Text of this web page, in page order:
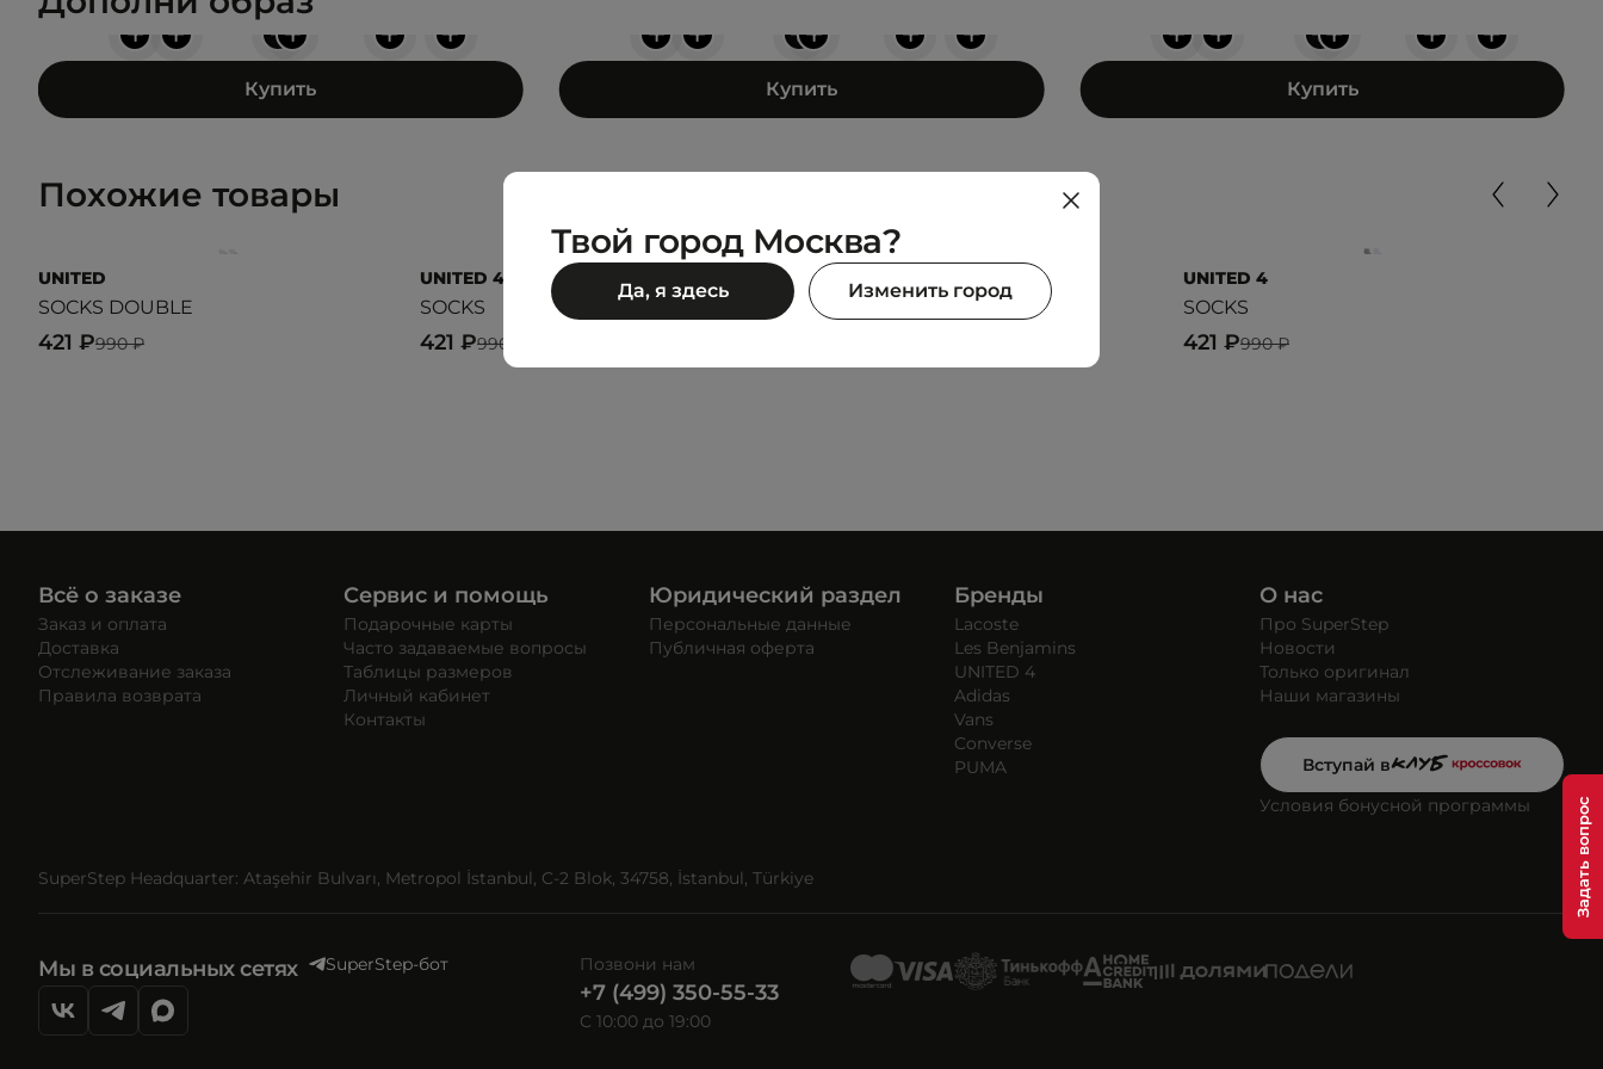
+
+
+ + +
+
Купить
+
+
+ + +
+
Купить
+
+
+ + +
+
Купить
Похожие товары
UNITED
SOCKS DOUBLE
990 ₽
421 ₽
UNITED 4
SOCKS
990 ₽
421 ₽
UNITED 4
SOCKS
UNITED 4
SOCKS
990 ₽
421 ₽
Всё о заказе
Заказ и оплата
Доставка
Отслеживание заказа
Правила возврата
Сервис и помощь
Подарочные карты
Часто задаваемые вопросы
Таблицы размеров
Личный кабинет
Контакты
Юридический раздел
Персональные данные
Публичная оферта
Бренды
Lacoste
Les Benjamins
UNITED 4
Adidas
Vans
Converse
PUMA
О нас
Про SuperStep
Новости
Только оригинал
Наши магазины
Вступай в
Условия бонусной программы
SuperStep Headquarter: Ataşehir Bulvarı, Metropol İstanbul, C-2 Blok, 34758, İstanbul, Türkiye
Мы в социальных сетях SuperStep-бот Позвони нам
+7 (499) 350-55-33
C 10:00 до 19:00
Твой город Москва?
Да, я здесь Изменить город